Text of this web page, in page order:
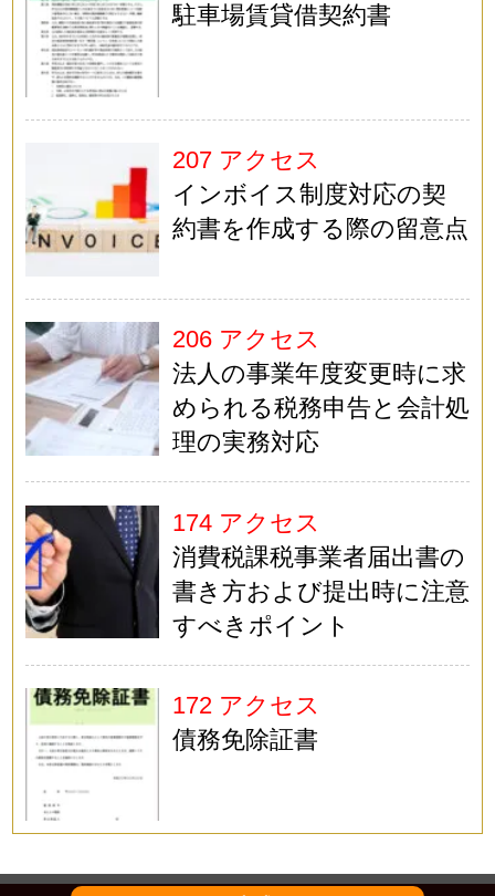
駐車場賃貸借契約書
207 アクセス
インボイス制度対応の契
約書を作成する際の留意点
206 アクセス
法人の事業年度変更時に求
められる税務申告と会計処
理の実務対応
174 アクセス
消費税課税事業者届出書の
書き方および提出時に注意
すべきポイント
172 アクセス
債務免除証書